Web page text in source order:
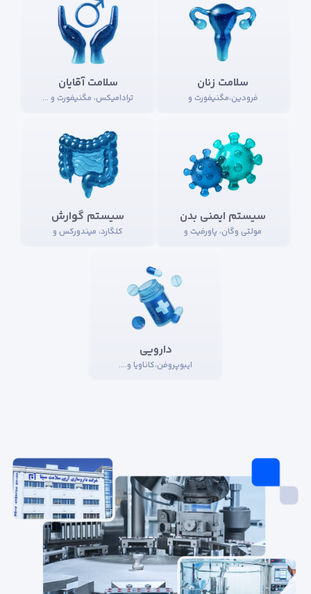
سلامت زنان
فرودین،مگنیفورت و
سلامت آقایان
ترادامیکس، مگنیفورت و ...
سیستم ایمنی بدن
مولتی وگان، پاورفیت و
سیستم گوارش
کلگارد، میندورکس و
دارویی
ایبوپروفن،کاناویا و....